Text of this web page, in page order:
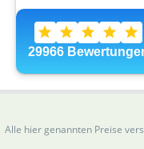
Alle hier genannten Preise